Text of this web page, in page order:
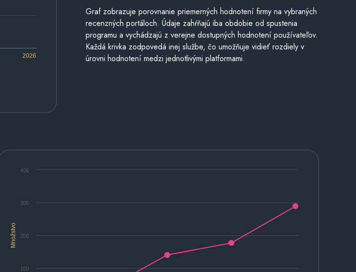
2026
Graf zobrazuje porovnanie priemerných hodnotení firmy na vybraných
recenzných portáloch. Údaje zahŕňajú iba obdobie od spustenia
programu a vychádzajú z verejne dostupných hodnotení používateľov.
Každá krivka zodpovedá inej službe, čo umožňuje vidieť rozdiely v
úrovni hodnotení medzi jednotlivými platformami.
Množstvo
100
200
300
400